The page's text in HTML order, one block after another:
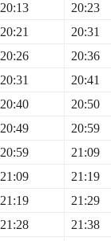
20:13 20:23
20:21 20:31
20:26 20:36
20:31 20:41
20:40 20:50
20:49 20:59
20:59 21:09
21:09 21:19
21:19 21:29
21:28 21:38